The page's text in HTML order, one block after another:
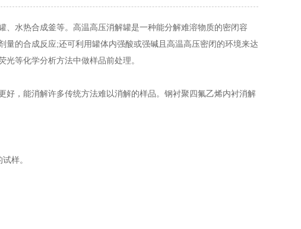
、水热合成釜等。高温高压消解罐是一种能分解难溶物质的密闭容
的合成反应;还可利用罐体内强酸或强碱且高温高压密闭的环境来达
等化学分析方法中做样品前处理。
，能消解许多传统方法难以消解的样品。钢衬聚四氟乙烯内衬消解
试样。